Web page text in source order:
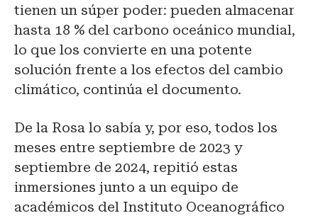
tienen un súper poder: pueden almacenar
hasta 18 % del carbono oceánico mundial,
lo que los convierte en una potente
solución frente a los efectos del cambio
climático, continúa el documento.
De la Rosa lo sabía y, por eso, todos los
meses entre septiembre de 2023 y
septiembre de 2024, repitió estas
inmersiones junto a un equipo de
académicos del Instituto Oceanográfico